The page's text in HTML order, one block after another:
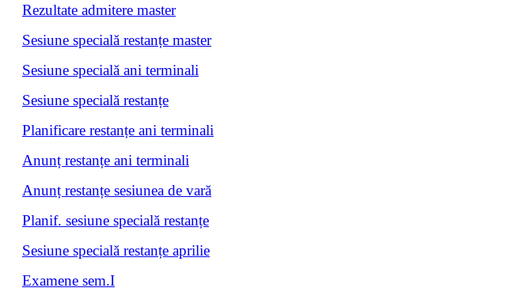
Rezultate admitere master
Sesiune specială restanțe master
Sesiune specială ani terminali
Sesiune specială restanțe
Planificare restanțe ani terminali
Anunț restanțe ani terminali
Anunț restanțe sesiunea de vară
Planif. sesiune specială restanțe
Sesiune specială restanțe aprilie
Examene sem.I